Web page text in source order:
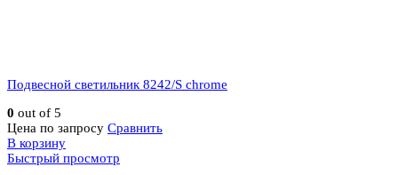
Подвесной светильник 8242/S chrome
0 out of 5
Цена по запросу Сравнить
В корзину
Быстрый просмотр